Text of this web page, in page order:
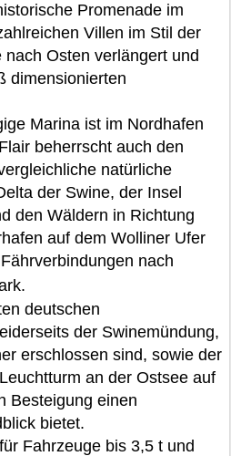
Promenade im
Villen im Stil der
Osten verlängert und
dimensionierten
Marina ist im Nordhafen
beherrscht auch den
natürliche
der Swine, der Insel
den Wäldern in Richtung
auf dem Wolliner Ufer
nach
deutschen
der Swinemündung,
erschlossen sind, sowie der
an der Ostsee auf
Besteigung einen
bietet.
Fahrzeuge bis 3,5 t und